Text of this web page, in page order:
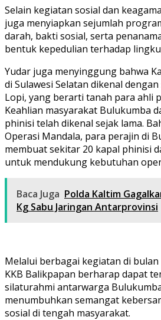
Selain kegiatan sosial dan
juga menyiapkan sejumlah
darah, bakti sosial, serta
bentuk kepedulian terhadap
Yudar juga menyinggung bahwa
di Sulawesi Selatan dikenal
Lopi, yang berarti tanah para ahli
Keahlian masyarakat Bulukumba
phinisi telah dikenal sejak lama.
Operasi Mandala, para perajin di
membuat sekitar 20 kapal phinisi
untuk mendukung kebutuhan
Baca Juga Polda Kaltim
Kg Sabu Jaringan Antarprovinsi
Melalui berbagai kegiatan di
KKB Balikpapan berharap dapat
silaturahmi antarwarga
menumbuhkan semangat
sosial di tengah masyarakat.